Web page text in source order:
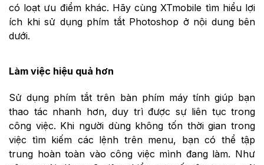
có loạt ưu điểm khác. Hãy cùng XTmobile tìm hiểu lợi
ích khi sử dụng phím tắt Photoshop ở nội dung bên
dưới.
Làm việc hiệu quả hơn
Sử dụng phím tắt trên bàn phím máy tính giúp bạn
thao tác nhanh hơn, duy trì được sự liên tục trong
công việc. Khi người dùng không tốn thời gian trong
việc tìm kiếm các lệnh trên menu, bạn có thể tập
trung hoàn toàn vào công việc mình đang làm. Như